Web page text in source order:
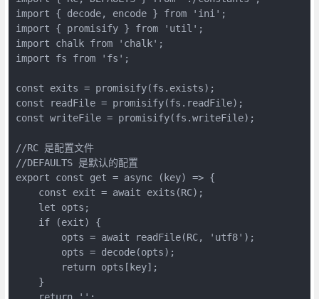
import { decode, encode } from 'ini';
import { promisify } from 'util';
import chalk from 'chalk';
import fs from 'fs';
const exits = promisify(fs.exists);
const readFile = promisify(fs.readFile);
const writeFile = promisify(fs.writeFile);
//RC 是配置文件
//DEFAULTS 是默认的配置
export const get = async (key) => {
    const exit = await exits(RC);
    let opts;
    if (exit) {
        opts = await readFile(RC, 'utf8');
        opts = decode(opts);
        return opts[key];
    }
    return '';